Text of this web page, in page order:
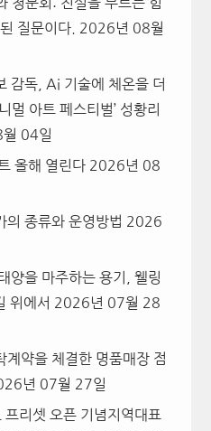
질문이다.
2026년 08월
감독, Ai 기술에 체온을 더
멀 아트 페스티벌’ 성황리
04일
올해 열린다 2026년 08
의 종류와 운영방법 2026
양을 마주하는 용기, 웰링
위에서 2026년 07월 28
계약을 체결한 명품매장 점
년 07월 27일
리셋 오픈 기념지역대표